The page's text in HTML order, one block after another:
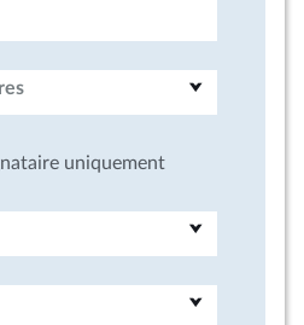
uniquement